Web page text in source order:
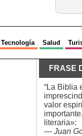
Tecnología Salud
FRASE
“La Biblia
valor
literaria»:
— Juan